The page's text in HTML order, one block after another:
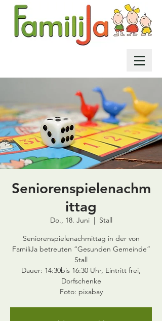
Seniorenspielenachm
ittag
Do., 18. Juni
  |
Stall
Seniorenspielenachmittag in der von
FamiliJa betreuten “Gesunden Gemeinde”
Stall
Dauer: 14:30bis 16:30 Uhr, Eintritt frei,
Dorfschenke
Foto: pixabay